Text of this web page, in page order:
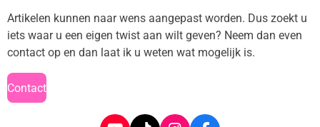
Artikelen kunnen naar wens aangepast worden. Dus zoekt u
iets waar u een eigen twist aan wilt geven? Neem dan even
contact op en dan laat ik u weten wat mogelijk is.
Contact